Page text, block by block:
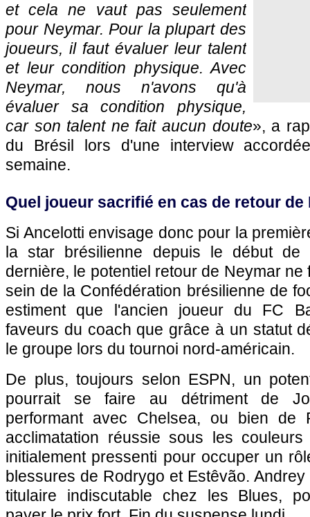
et cela ne vaut pas seulement
pour Neymar. Pour la plupart des
joueurs, il faut évaluer leur talent
et leur condition physique. Avec
Neymar, nous n'avons qu'à
évaluer sa condition physique,
car son talent ne fait aucun doute», a
du Brésil lors d'une interview
semaine.
Quel joueur sacrifié en cas de retour de
Si Ancelotti envisage donc pour la
la star brésilienne depuis le début de
dernière, le potentiel retour de Neymar ne
sein de la Confédération brésilienne de
estiment que l'ancien joueur du FC
faveurs du coach que grâce à un statut
le groupe lors du tournoi nord-américain.
De plus, toujours selon ESPN, un
pourrait se faire au détriment de
performant avec Chelsea, ou bien de
acclimatation réussie sous les
initialement pressenti pour occuper un
blessures de Rodrygo et Estêvão.
titulaire indiscutable chez les Blues,